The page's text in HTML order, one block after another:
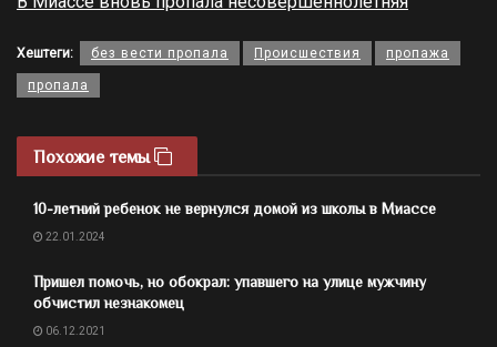
Хештеги: без вести пропала Происшествия пропажа
пропала
Похожие темы
10-летний ребенок не вернулся домой из школы в Миассе
22.01.2024
Пришел помочь, но обокрал: упавшего на улице мужчину
обчистил незнакомец
06.12.2021